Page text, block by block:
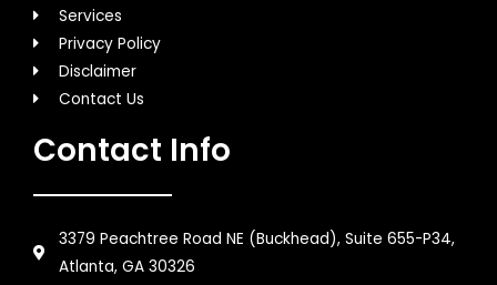
Services
Privacy Policy
Disclaimer
Contact Us
Contact Info
3379 Peachtree Road NE (Buckhead), Suite 655-P34,
Atlanta, GA 30326